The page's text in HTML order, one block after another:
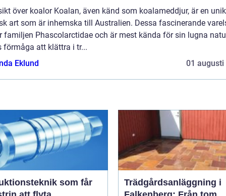
över koalor Koalan, även känd som koalameddjur, är en
art som är inhemska till Australien. Dessa fascinerande
familjen Phascolarctidae och är mest kända för sin lugna
förmåga att klättra i tr...
Eklund
01 augusti
som får
Trädgårdsanläggning i